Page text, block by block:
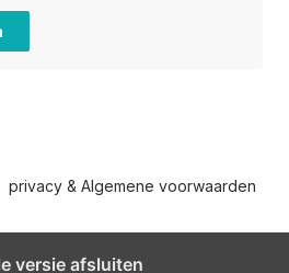
privacy & Algemene voorwaarden
versie afsluiten